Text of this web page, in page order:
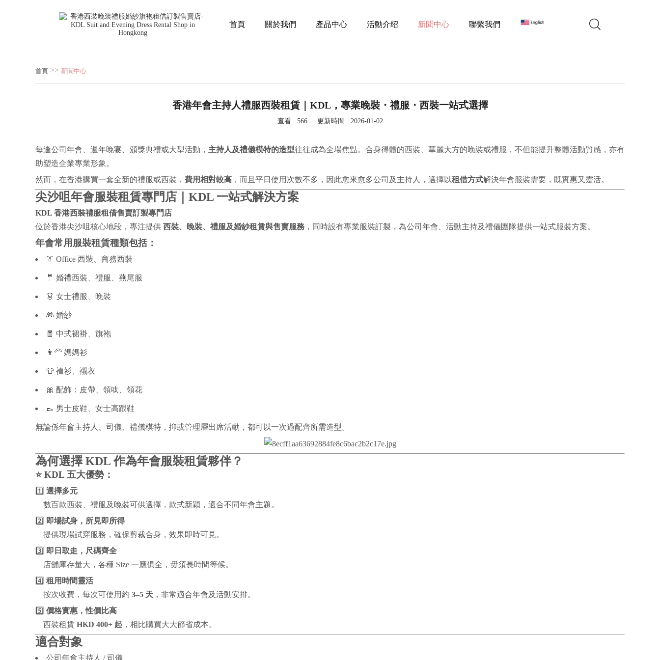
首頁 關於我們 產品中心 活動介绍 新聞中心 聯繫我們
首頁 >> 新聞中心
香港年會主持人禮服西裝租賃｜KDL，專業晚裝・禮服・西裝一站式選擇
查看 : 566 更新時間 : 2026-01-02
每逢公司年會、週年晚宴、頒獎典禮或大型活動， 主持人及禮儀模特的造型往往成為全場焦點。合身得體的西裝、華麗大方的晚裝或禮服，不但能提升整體活動質感，亦有
助塑造企業專業形象。
然而，在香港購買一套全新的禮服或西裝， 費用相對較高 ，而且平日使用次數不多，因此愈來愈多公司及主持人，選擇以租借方式解決年會服裝需要，既實惠又靈活。
尖沙咀年會服裝租賃專門店｜KDL 一站式解決方案
KDL 香港西裝禮服租借售賣訂製專門店
位於香港尖沙咀核心地段，專注提供 西裝、晚裝、禮服及婚紗租賃與售賣服務 ，同時設有專業服裝訂製，為公司年會、活動主持及禮儀團隊提供一站式服裝方案。
年會常用服裝租賃種類包括：
👔 Office 西裝、商務西裝
🤵 婚禮西裝、禮服、燕尾服
👗 女士禮服、晚裝
👰 婚紗
🧧 中式裙褂、旗袍
👩‍🦳 媽媽衫
👕 裇衫、襯衣
🎀 配飾：皮帶、領呔、領花
👞 男士皮鞋、女士高跟鞋
無論係年會主持人、司儀、禮儀模特，抑或管理層出席活動，都可以一次過配齊所需造型。
為何選擇 KDL 作為年會服裝租賃夥伴？
⭐ KDL 五大優勢：
1️⃣ 選擇多元
數百款西裝、禮服及晚裝可供選擇，款式新穎，適合不同年會主題。
2️⃣ 即場試身，所見即所得
提供現場試穿服務，確保剪裁合身，效果即時可見。
3️⃣ 即日取走，尺碼齊全
店舖庫存量大，各種 Size 一應俱全，毋須長時間等候。
4️⃣ 租用時間靈活
按次收費，每次可使用約 3–5 天 ，非常適合年會及活動安排。
5️⃣ 價格實惠，性價比高
西裝租賃 HKD 400+ 起 ，相比購買大大節省成本。
適合對象
公司年會主持人 / 司儀